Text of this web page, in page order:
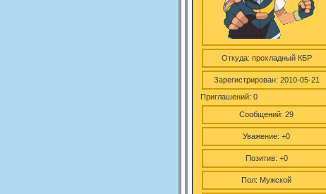
Откуда: прохладный КБР
Зарегистрирован: 2010-05-21
Приглашений: 0
Сообщений: 29
Уважение: +0
Позитив: +0
Пол: Мужской